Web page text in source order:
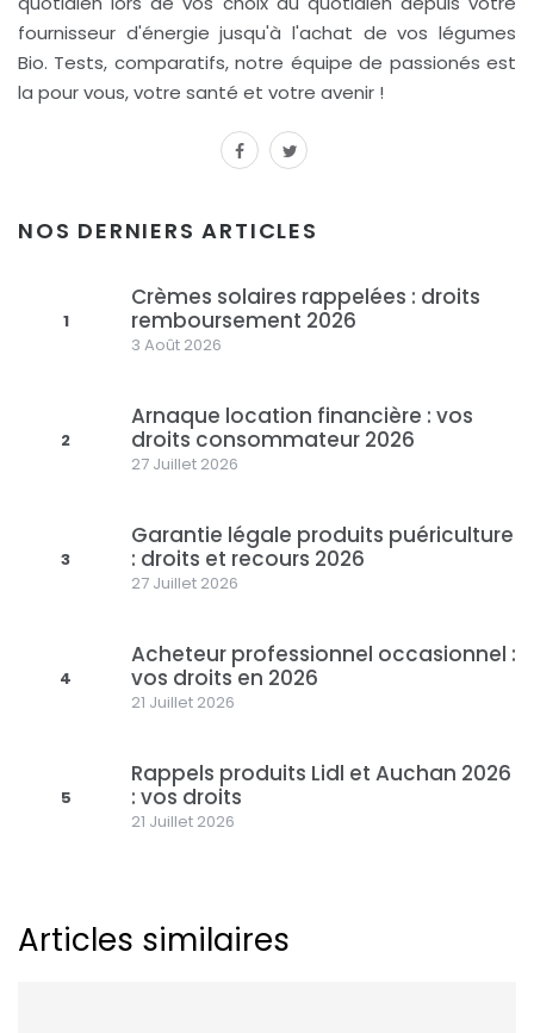
fournisseur d'énergie jusqu'à l'achat de vos légumes
Bio. Tests, comparatifs, notre équipe de passionés est
la pour vous, votre santé et votre avenir !
facebook
twitter
NOS DERNIERS ARTICLES
1
Crèmes solaires rappelées : droits
remboursement 2026
3 Août 2026
2
Arnaque location financière : vos
droits consommateur 2026
27 Juillet 2026
3
Garantie légale produits puériculture
: droits et recours 2026
27 Juillet 2026
4
Acheteur professionnel occasionnel :
vos droits en 2026
21 Juillet 2026
5
Rappels produits Lidl et Auchan 2026
: vos droits
21 Juillet 2026
Articles similaires